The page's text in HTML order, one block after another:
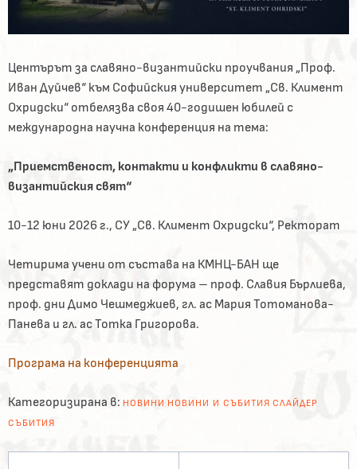
Центърът за славяно-византийски проучвания „Проф.
Иван Дуйчев“ към Софийския университет „Св. Климент
Охридски“ отбелязва своя 40-годишен юбилей с
международна научна конференция на тема:
„Приемственост, контакти и конфликти в славяно-
византийския свят“
10-12 юни 2026 г., СУ „Св. Климент Охридски“, Ректорат
Четирима учени от състава на КМНЦ-БАН ще
представят доклади на форума – проф. Славия Бърлиева,
проф. дни Димо Чешмеджиев, гл. ас Мария Тотоманова-
Панева и гл. ас Тотка Григорова.
Програма на конференцията
Категоризирана в: НОВИНИ НОВИНИ И СЪБИТИЯ СЛАЙДЕР
СЪБИТИЯ